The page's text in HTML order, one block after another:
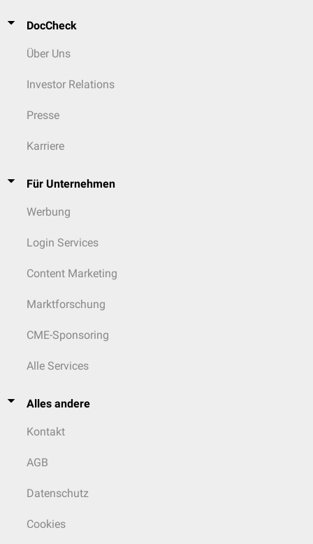
DocCheck
Über Uns
Investor Relations
Presse
Karriere
Für Unternehmen
Werbung
Login Services
Content Marketing
Marktforschung
CME-Sponsoring
Alle Services
Alles andere
Kontakt
AGB
Datenschutz
Cookies